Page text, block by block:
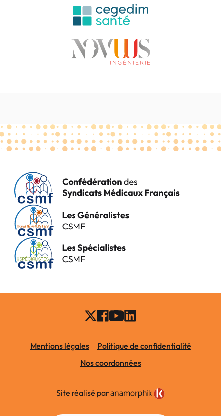
Mentions légales
Politique de confidentialité
Nos coordonnées
Site réalisé par